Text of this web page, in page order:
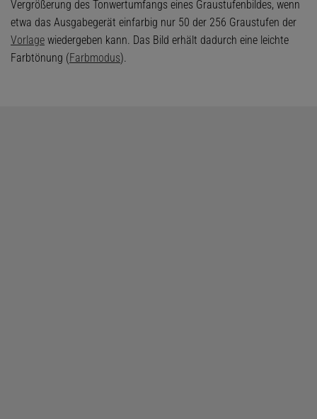
Vergrößerung des Tonwertumfangs eines Graustufenbildes, wenn
etwa das Ausgabegerät einfarbig nur 50 der 256 Graustufen der
Vorlage wiedergeben kann. Das Bild erhält dadurch eine leichte
Farbtönung (Farbmodus).